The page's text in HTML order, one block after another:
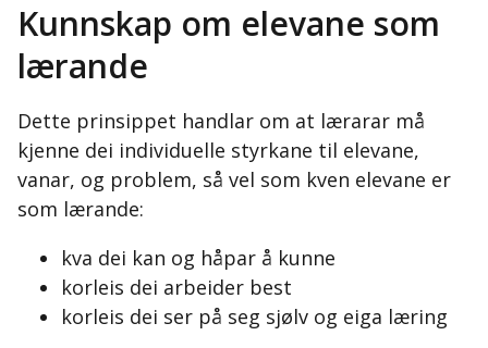
Kunnskap om elevane som
lærande
Dette prinsippet handlar om at lærarar må
kjenne dei individuelle styrkane til elevane,
vanar, og problem, så vel som kven elevane er
som lærande:
kva dei kan og håpar å kunne
korleis dei arbeider best
korleis dei ser på seg sjølv og eiga læring